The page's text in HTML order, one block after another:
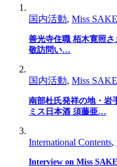
国内活動, Miss
善光寺住職 栢木寛照
敬訪問い…
国内活動, Miss
南部杜氏発祥の地・岩
ミス日本酒 須藤亜…
International Contents,
Interview on Miss